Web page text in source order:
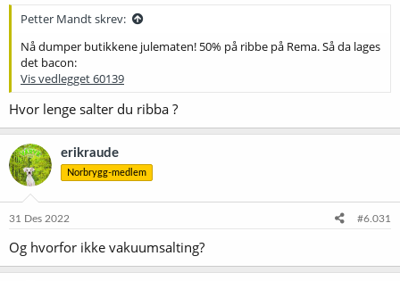
Petter Mandt skrev:
Nå dumper butikkene julematen! 50% på ribbe på Rema. Så da lages
det bacon:
Vis vedlegget 60139
Hvor lenge salter du ribba ?
erikraude
Norbrygg-medlem
31 Des 2022 #6.031
Og hvorfor ikke vakuumsalting?